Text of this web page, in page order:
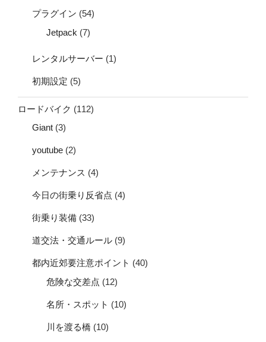
プラグイン (54)
Jetpack (7)
レンタルサーバー (1)
初期設定 (5)
ロードバイク (112)
Giant (3)
youtube (2)
メンテナンス (4)
今日の街乗り反省点 (4)
街乗り装備 (33)
道交法・交通ルール (9)
都内近郊要注意ポイント (40)
危険な交差点 (12)
名所・スポット (10)
川を渡る橋 (10)